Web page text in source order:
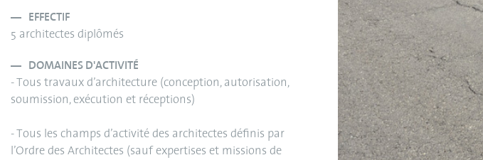
EFFECTIF
5 architectes diplômés
DOMAINES D'ACTIVITÉ
- Tous travaux d’architecture (conception, autorisation,
soumission, exécution et réceptions)
- Tous les champs d’activité des architectes définis par
l’Ordre des Architectes (sauf expertises et missions de